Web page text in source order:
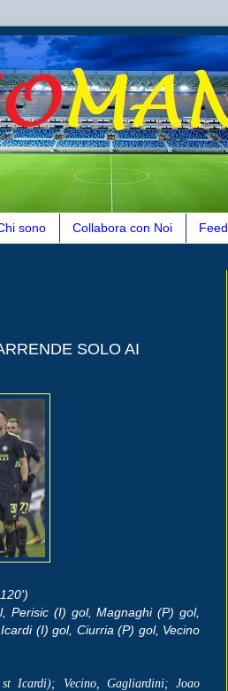
sono Collabora con Noi Feed
SOLO AI
Perisic (I) gol, Magnaghi (P) gol,
(I) gol, Ciurria (P) gol, Vecino
Icardi); Vecino, Gagliardini; Joao